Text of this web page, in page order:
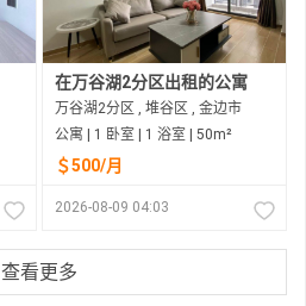
在万谷湖2分区出租的公寓
万谷湖2分区 , 堆谷区 , 金边市
公寓 | 1 卧室 | 1 浴室 | 50m²
＄500/月
2026-08-09 04:03
查看更多